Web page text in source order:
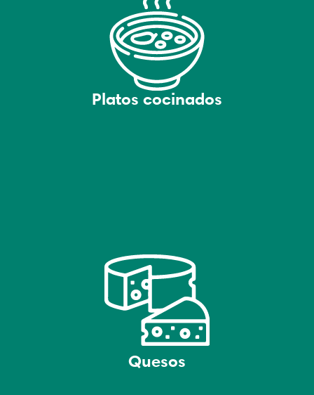
Platos cocinados
Quesos